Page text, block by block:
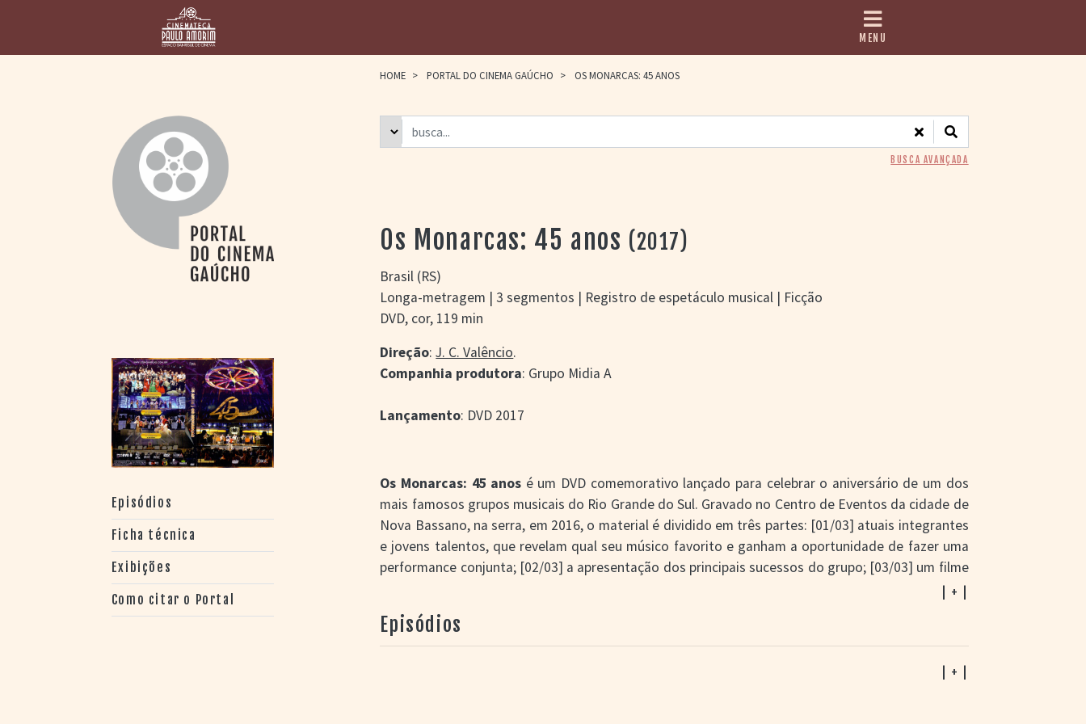
PAULO AMORIM
> HOMENAGEADOS
> ASSOCIAÇÃO DOS
> BIBLIOTECA
ROMEU GRIMALDI
PORTAL DO
CINEMA GAÚCHO
> APRESENTAÇÃO
> BUSCA AVANÇADA
> LISTA DE FILMES
> FILMOGRAFIAS DE
CINEASTAS
> DISCOGRAFIAS
> BIBLIOGRAFIAS
CONTATO E
LOCALIZAÇÃO
MENU
HOME > PORTAL DO CINEMA GAÚCHO > OS MONARCAS: 45 ANOS
Episódios
Ficha técnica
Exibições
Como citar o Portal
BUSCA AVANÇADA
Os Monarcas: 45 anos (2017)
Brasil (RS)
Longa-metragem | 3 segmentos | Registro de espetáculo musical | Ficção
DVD, cor, 119 min
Direção:J. C. Valêncio.
Companhia produtora: Grupo Midia A
Lançamento: DVD 2017
Os Monarcas: 45 anos é um DVD comemorativo lançado para celebrar o aniversário de um dos
mais famosos grupos musicais do Rio Grande do Sul. Gravado no Centro de Eventos da cidade de
Nova Bassano, na serra, em 2016, o material é dividido em três partes: [01/03] atuais integrantes
e jovens talentos, que revelam qual seu músico favorito e ganham a oportunidade de fazer uma
performance conjunta; [02/03] a apresentação dos principais sucessos do grupo; [03/03] um filme
promocional, metade fictício, metade documental, no qual a trajetória de Os Monarcas é
contada.
A figura que ganha mais destaque é Nésio Alves Corrêa, o Gildinho, um rapaz pobre natural de
Soledade, que sequer recebeu incentivo familiar para seguir a carreira artística – numa época em
que o ofício não era bem visto. Ainda assim, o garoto recebeu dicas de um tio e se aliou ao irmão,
| + |
Episódios
| + |